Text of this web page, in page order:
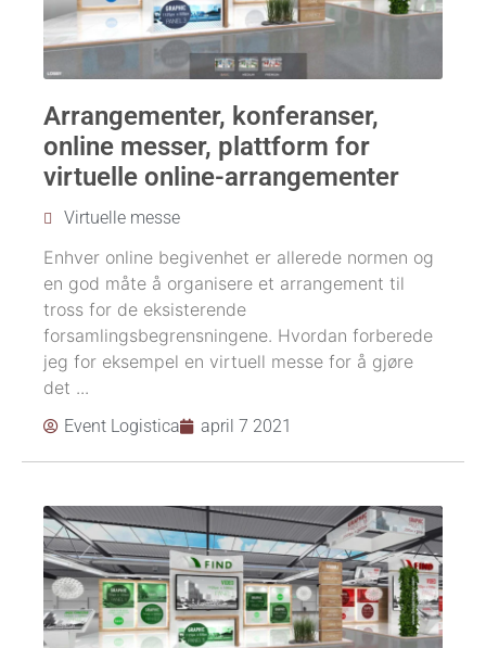
Arrangementer, konferanser,
online messer, plattform for
virtuelle online-arrangementer
Virtuelle messe
Enhver online begivenhet er allerede normen og
en god måte å organisere et arrangement til
tross for de eksisterende
forsamlingsbegrensningene. Hvordan forberede
jeg for eksempel en virtuell messe for å gjøre
det ...
Event Logistica april 7 2021